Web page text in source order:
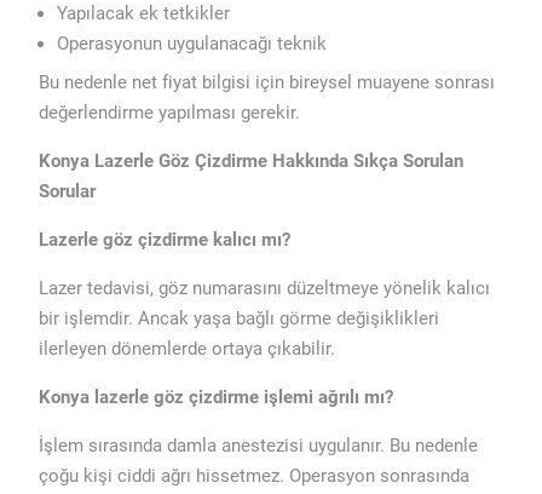
Yapılacak ek tetkikler
Operasyonun uygulanacağı teknik
Bu nedenle net fiyat bilgisi için bireysel muayene sonrası
değerlendirme yapılması gerekir.
Konya Lazerle Göz Çizdirme Hakkında Sıkça Sorulan
Sorular
Lazerle göz çizdirme kalıcı mı?
Lazer tedavisi, göz numarasını düzeltmeye yönelik kalıcı
bir işlemdir. Ancak yaşa bağlı görme değişiklikleri
ilerleyen dönemlerde ortaya çıkabilir.
Konya lazerle göz çizdirme işlemi ağrılı mı?
İşlem sırasında damla anestezisi uygulanır. Bu nedenle
çoğu kişi ciddi ağrı hissetmez. Operasyon sonrasında